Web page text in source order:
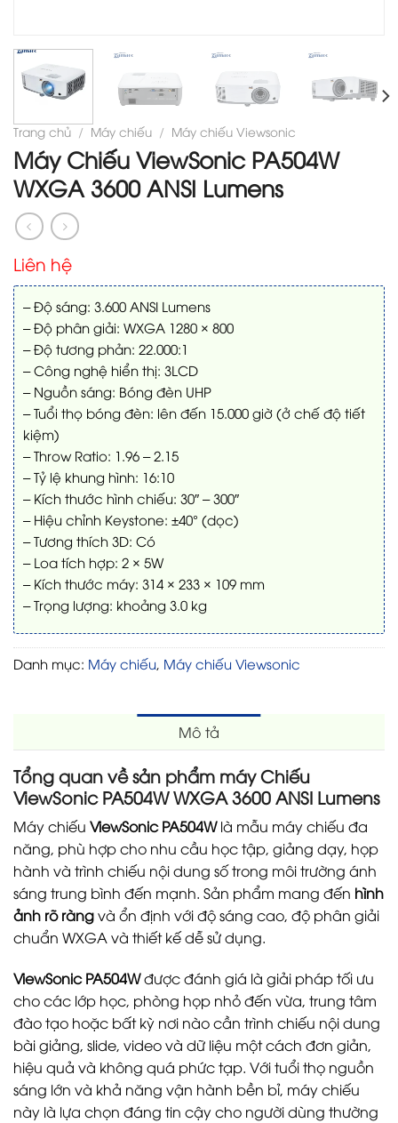
Trang chủ / Máy chiếu / Máy chiếu Viewsonic
Máy Chiếu ViewSonic PA504W
WXGA 3600 ANSI Lumens
Liên hệ
– Độ sáng: 3.600 ANSI Lumens
– Độ phân giải: WXGA 1280 × 800
– Độ tương phản: 22.000:1
– Công nghệ hiển thị: 3LCD
– Nguồn sáng: Bóng đèn UHP
– Tuổi thọ bóng đèn: lên đến 15.000 giờ (ở chế độ tiết
kiệm)
– Throw Ratio: 1.96 – 2.15
– Tỷ lệ khung hình: 16:10
– Kích thước hình chiếu: 30″ – 300″
– Hiệu chỉnh Keystone: ±40° (dọc)
– Tương thích 3D: Có
– Loa tích hợp: 2 × 5W
– Kích thước máy: 314 × 233 × 109 mm
– Trọng lượng: khoảng 3.0 kg
Danh mục: Máy chiếu Máy chiếu Viewsonic
Mô tả
Tổng quan về sản phẩm máy Chiếu
ViewSonic PA504W WXGA 3600 ANSI Lumens
Máy chiếu ViewSonic PA504Wlà mẫu máy chiếu đa
năng, phù hợp cho nhu cầu học tập, giảng dạy, họp
hành và trình chiếu nội dung số trong môi trường ánh
sáng trung bình đến mạnh. Sản phẩm mang đến hình
ảnh rõ ràngvà ổn định với độ sáng cao, độ phân giải
chuẩn WXGA và thiết kế dễ sử dụng.
ViewSonic PA504Wđược đánh giá là giải pháp tối ưu
cho các lớp học, phòng họp nhỏ đến vừa, trung tâm
đào tạo hoặc bất kỳ nơi nào cần trình chiếu nội dung
bài giảng, slide, video và dữ liệu một cách đơn giản,
hiệu quả và không quá phức tạp. Với tuổi thọ nguồn
sáng lớn và khả năng vận hành bền bỉ, máy chiếu
này là lựa chọn đáng tin cậy cho người dùng thường